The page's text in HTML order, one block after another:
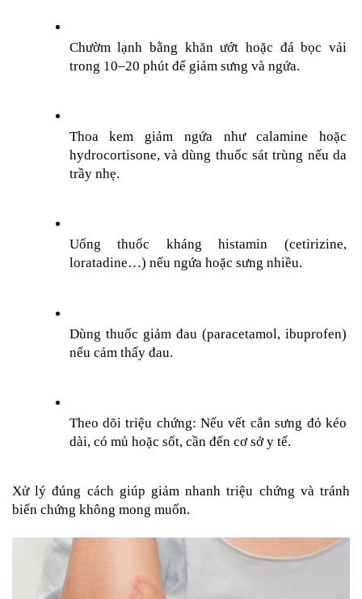
Chườm lạnh bằng khăn ướt hoặc đá bọc vải
trong 10–20 phút để giảm sưng và ngứa.
Thoa kem giảm ngứa như calamine hoặc
hydrocortisone, và dùng thuốc sát trùng nếu da
trầy nhẹ.
Uống thuốc kháng histamin (cetirizine,
loratadine…) nếu ngứa hoặc sưng nhiều.
Dùng thuốc giảm đau (paracetamol, ibuprofen)
nếu cảm thấy đau.
Theo dõi triệu chứng: Nếu vết cắn sưng đỏ kéo
dài, có mủ hoặc sốt, cần đến cơ sở y tế.
Xử lý đúng cách giúp giảm nhanh triệu chứng và tránh
biến chứng không mong muốn.